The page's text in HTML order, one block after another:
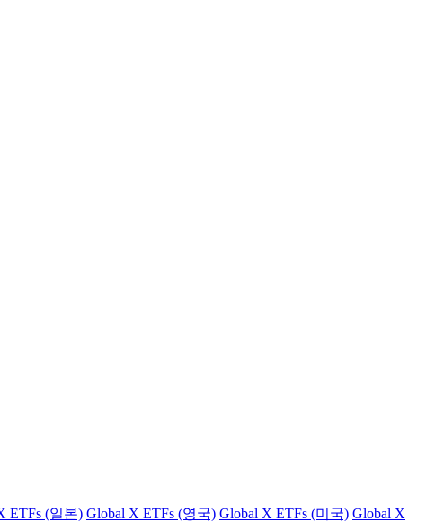
ETFs (일본) Global X ETFs (영국) Global X ETFs (미국) Global X